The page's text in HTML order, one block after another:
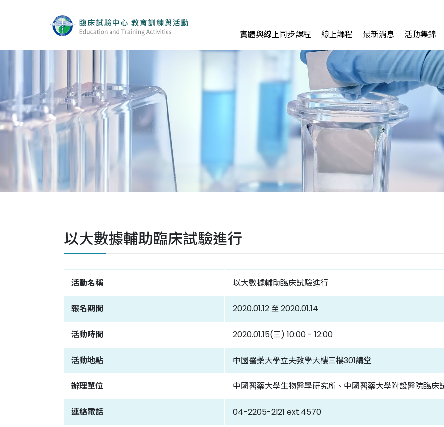
實體與線上同步課程
線上課程
最新消息
活動集錦
Q&A
中國醫藥大學附設醫院
實體與線上同步課程 線上課程 最新消息 活動集錦
以大數據輔助臨床試驗進行
活動名稱 以大數據輔助臨床試驗進行
報名期間 2020.01.12 至 2020.01.14
活動時間 2020.01.15(三) 10:00 - 12:00
活動地點 中國醫藥大學立夫教學大樓三樓301講堂
辦理單位 中國醫藥大學生物醫學研究所、中國醫藥大學附設醫院臨床
連絡電話 04-2205-2121 ext.4570